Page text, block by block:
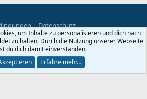
Datenschutz
Start
R
S
S
® © 2010-2024 XenForo Ltd.
Abfragen 7 Zeit 0.0562s Max. Speicher
um Inhalte zu personalisieren und dich nach
zu halten. Durch die Nutzung unserer Webseite
du dich damit einverstanden.
Erfahre mehr…